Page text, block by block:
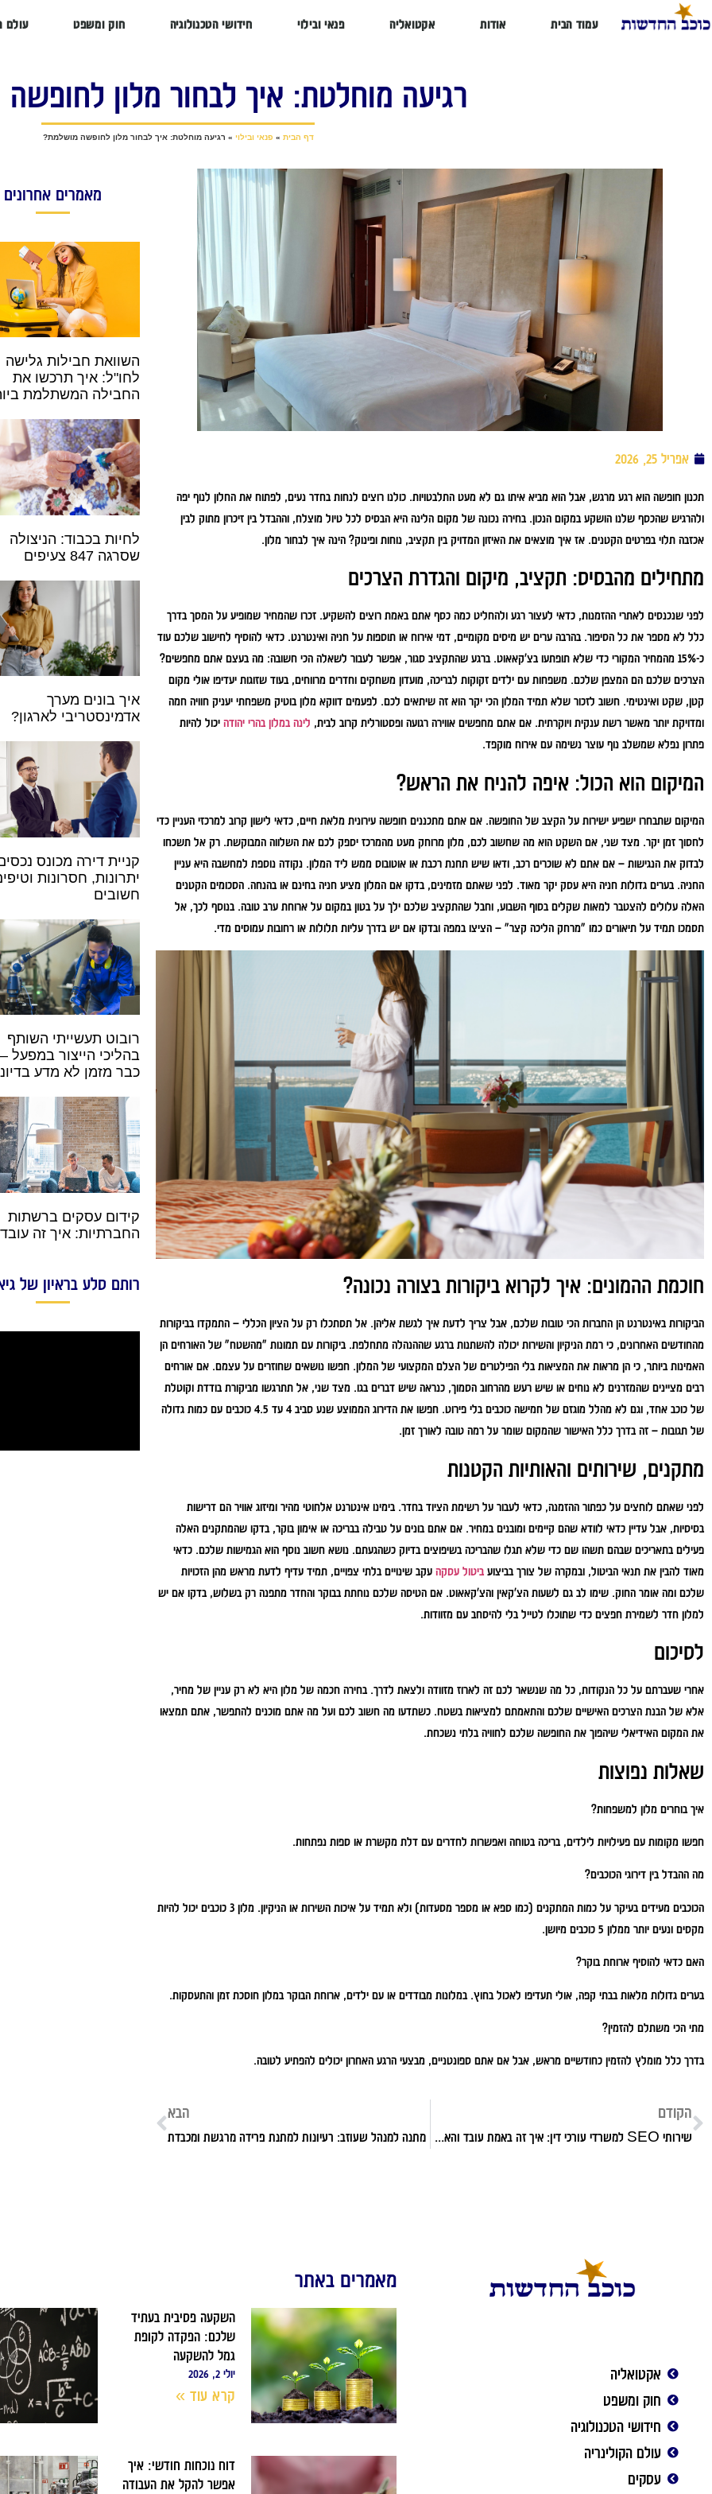
עמוד הבית אודות אקטואליה פנאי ובילוי חידושי הטכנולוגיה חוק ומשפט עולם
רגיעה מוחלטת: איך לבחור מלון
דף הבית » פנאי ובילוי » רגיעה מוחלטת: איך לבחור מלון לחופשה מושלמת?
אפריל 25, 2026
תכנון חופשה הוא רגע מרגש, אבל הוא מביא איתו גם לא מעט התלבטויות. כולנו רוצים לנחות בחדר נעים, לפתוח את החלון לנוף יפה
ולהרגיש שהכסף שלנו הושקע במקום הנכון. בחירה נכונה של מקום הלינה היא הבסיס לכל טיול מוצלח, וההבדל בין זיכרון מתוק לבין
אכזבה תלוי בפרטים הקטנים. אז איך מוצאים את האיזון המדויק בין תקציב, נוחות ופינוק? הינה איך לבחור מלון.
מתחילים מהבסיס: תקציב, מיקום והגדרת הצרכים
לפני שנכנסים לאתרי ההזמנות, כדאי לעצור רגע ולהחליט כמה כסף אתם באמת רוצים להשקיע. זכרו שהמחיר שמופיע על המסך בדרך
כלל לא מספר את כל הסיפור. בהרבה ערים יש מיסים מקומיים, דמי אירוח או תוספות על חניה ואינטרנט. כדאי להוסיף לחישוב שלכם עוד
כ-15% מהמחיר המקורי כדי שלא תופתעו בצ'קאאוט. ברגע שהתקציב סגור, אפשר לעבור לשאלה הכי חשובה: מה בעצם אתם מחפשים?
הצרכים שלכם הם המצפן שלכם. משפחות עם ילדים זקוקות לבריכה, מועדון משחקים וחדרים מרווחים, בעוד שזוגות יעדיפו אולי מקום
קטן, שקט ואינטימי. חשוב לזכור שלא תמיד המלון הכי יקר הוא זה שיתאים לכם. לפעמים דווקא מלון בוטיק משפחתי יעניק חוויה חמה
ומדויקת יותר מאשר רשת ענקית ויוקרתית. אם אתם מחפשים אווירה רגועה ופסטורלית קרוב לבית, לינה במלון בהרי יהודה יכול להיות
פתרון נפלא שמשלב נוף עוצר נשימה עם אירוח מוקפד.
המיקום הוא הכול: איפה להניח את הראש?
המיקום שתבחרו ישפיע ישירות על הקצב של החופשה. אם אתם מתכננים חופשה עירונית מלאת חיים, כדאי לישון קרוב למרכזי העניין כדי
לחסוך זמן יקר. מצד שני, אם השקט הוא מה שחשוב לכם, מלון מרוחק מעט מהמרכז יספק לכם את השלווה המבוקשת. רק אל תשכחו
לבדוק את הנגישות – אם אתם לא שוכרים רכב, ודאו שיש תחנת רכבת או אוטובוס ממש ליד המלון. נקודה נוספת למחשבה היא עניין
החניה. בערים גדולות חניה היא עסק יקר מאוד. לפני שאתם מזמינים, בדקו אם המלון מציע חניה בחינם או בהנחה. הסכומים הקטנים
האלה עלולים להצטבר למאות שקלים בסוף השבוע, וחבל שהתקציב שלכם ילך על בטון במקום על ארוחת ערב טובה. בנוסף לכך, אל
תסמכו תמיד על תיאורים כמו "מרחק הליכה קצר" – הציצו במפה ובדקו אם יש בדרך עליות תלולות או רחובות עמוסים מדי.
חוכמת ההמונים: איך לקרוא ביקורות בצורה נכונה?
הביקורות באינטרנט הן החברות הכי טובות שלכם, אבל צריך לדעת איך לגשת אליהן. אל תסתכלו רק על הציון הכללי – התמקדו בביקורות
מהחודשים האחרונים, כי רמת הניקיון והשירות יכולה להשתנות ברגע שההנהלה מתחלפת. ביקורות עם תמונות "מהשטח" של האורחים הן
האמינות ביותר, כי הן מראות את המציאות בלי הפילטרים של הצלם המקצועי של המלון. חפשו נושאים שחוזרים על עצמם. אם אורחים
רבים מציינים שהמזרנים לא נוחים או שיש רעש מהרחוב הסמוך, כנראה שיש דברים בגו. מצד שני, אל תתרגשו מביקורת בודדת וקוטלת
של כוכב אחד, וגם לא מהלל מוגזם של חמישה כוכבים בלי פירוט. חפשו את הדירוג הממוצע שנע סביב 4 עד 4.5 כוכבים עם כמות גדולה
של תגובות – זה בדרך כלל האישור שהמקום שומר על רמה טובה לאורך זמן.
מתקנים, שירותים והאותיות הקטנות
לפני שאתם לוחצים על כפתור ההזמנה, כדאי לעבור על רשימת הציוד בחדר. בימינו אינטרנט אלחוטי מהיר ומיזוג אוויר הם דרישות
בסיסיות, אבל עדיין כדאי לוודא שהם קיימים ומובנים במחיר. אם אתם בונים על טבילה בבריכה או אימון בוקר, בדקו שהמתקנים האלה
פעילים בתאריכים שבהם תשהו שם כדי שלא תגלו שהבריכה בשיפוצים בדיוק כשהגעתם. נושא חשוב נוסף הוא הגמישות שלכם. כדאי
מאוד להבין את תנאי הביטול, ובמקרה של צורך בביצוע ביטול עסקה עקב שינויים בלתי צפויים, תמיד עדיף לדעת מראש מהן הזכויות
שלכם ומה אומר החוק. שימו לב גם לשעות הצ'קאין והצ'קאאוט. אם הטיסה שלכם נוחתת בבוקר והחדר מתפנה רק בשלוש, בדקו אם יש
למלון חדר לשמירת חפצים כדי שתוכלו לטייל בלי להיסחב עם מזוודות.
לסיכום
אחרי שעברתם על כל הנקודות, כל מה שנשאר לכם זה לארוז מזוודה ולצאת לדרך. בחירה חכמה של מלון היא לא רק עניין של מחיר,
אלא של הבנת הצרכים האישיים שלכם והתאמתם למציאות בשטח. כשתדעו מה חשוב לכם ועל מה אתם מוכנים להתפשר, אתם תמצאו
את המקום האידיאלי שיהפוך את החופשה שלכם לחוויה בלתי נשכחת.
שאלות נפוצות
איך בוחרים מלון למשפחות?
חפשו מקומות עם פעילויות לילדים, בריכה בטוחה ואפשרות לחדרים עם דלת מקשרת או ספות נפתחות.
מה ההבדל בין דירוגי הכוכבים?
הכוכבים מעידים בעיקר על כמות המתקנים (כמו ספא או מספר מסעדות) ולא תמיד על איכות השירות או הניקיון. מלון 3 כוכבים יכול להיות
מקסים ונעים יותר ממלון 5 כוכבים מיושן.
האם כדאי להוסיף ארוחת בוקר?
בערים גדולות מלאות בבתי קפה, אולי תעדיפו לאכול בחוץ. במלונות מבודדים או עם ילדים, ארוחת הבוקר במלון חוסכת זמן והתעסקות.
מתי הכי משתלם להזמין?
בדרך כלל מומלץ להזמין כחודשיים מראש, אבל אם אתם ספונטניים, מבצעי הרגע האחרון יכולים להפתיע לטובה.
הקודם
שירותי SEO למשרדי עורכי דין: איך זה באמת עובד והאם כדאי להשקיע?
הבא
מתנה למנהל שעוזב: רעיונות למתנת פרידה מרגשת ומכבדת
מאמרים אחרונים
השוואת חבילות גלישה
לחו"ל: איך תרכשו את
החבילה המשתלמת
לחיות בכבוד: הניצולה
שסרגה 847 צעיפים
איך בונים מערך
אדמינסטריבי לארגון?
קניית דירה מכונס
יתרונות, חסרונות
חשובים
רובוט תעשייתי השותף
בהליכי הייצור במפעל
כבר מזמן לא מדע
קידום עסקים ברשתות
החברתיות: איך זה
רותם סלע בראיון של
אקטואליה
חוק ומשפט
חידושי הטכנולוגיה
עולם הקולינריה
עסקים
מאמרים באתר
השקעה פסיבית בעתיד
שלכם: הפקדה לקופת
גמל להשקעה
יולי 2, 2026
קרא עוד »
דוח נוכחות חודשי: איך
אפשר להקל את העבודה